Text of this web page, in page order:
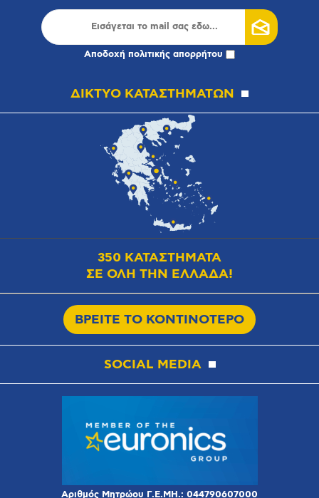
Αποδοχή πολιτικής απορρήτου
ΔΙΚΤΥΟ ΚΑΤΑΣΤΗΜΑΤΩΝ
350 ΚΑΤΑΣΤΗΜΑΤΑ
ΣΕ ΟΛΗ ΤΗΝ ΕΛΛΑΔΑ!
ΒΡΕΙΤΕ ΤΟ ΚΟΝΤΙΝΟΤΕΡΟ
SOCIAL MEDIA